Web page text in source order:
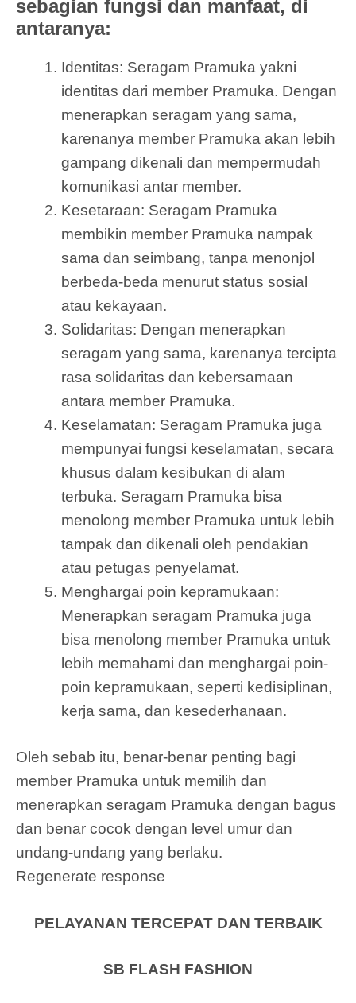
sebagian fungsi dan manfaat, di
antaranya:
Identitas: Seragam Pramuka yakni
identitas dari member Pramuka. Dengan
menerapkan seragam yang sama,
karenanya member Pramuka akan lebih
gampang dikenali dan mempermudah
komunikasi antar member.
Kesetaraan: Seragam Pramuka
membikin member Pramuka nampak
sama dan seimbang, tanpa menonjol
berbeda-beda menurut status sosial
atau kekayaan.
Solidaritas: Dengan menerapkan
seragam yang sama, karenanya tercipta
rasa solidaritas dan kebersamaan
antara member Pramuka.
Keselamatan: Seragam Pramuka juga
mempunyai fungsi keselamatan, secara
khusus dalam kesibukan di alam
terbuka. Seragam Pramuka bisa
menolong member Pramuka untuk lebih
tampak dan dikenali oleh pendakian
atau petugas penyelamat.
Menghargai poin kepramukaan:
Menerapkan seragam Pramuka juga
bisa menolong member Pramuka untuk
lebih memahami dan menghargai poin-
poin kepramukaan, seperti kedisiplinan,
kerja sama, dan kesederhanaan.
Oleh sebab itu, benar-benar penting bagi
member Pramuka untuk memilih dan
menerapkan seragam Pramuka dengan bagus
dan benar cocok dengan level umur dan
undang-undang yang berlaku.
Regenerate response
PELAYANAN TERCEPAT DAN TERBAIK
SB FLASH FASHION